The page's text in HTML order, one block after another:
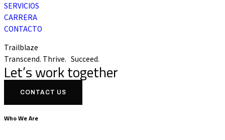
SERVICIOS
CARRERA
CONTACTO
Trailblaze
Transcend. Thrive. Succeed.
Let’s work together
CONTACT US
Who We Are